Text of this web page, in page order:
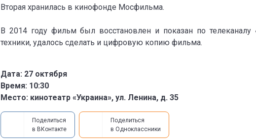
Вторая хранилась в кинофонде Мосфильма.
В 2014 году фильм был восстановлен и показан по
техники, удалось сделать и цифровую копию фильма.
Дата: 27 октября
Время: 10:30
Место: кинотеатр «Украина», ул. Ленина, д. 35
Поделиться
в ВКонтакте
Поделиться
в Одноклассники